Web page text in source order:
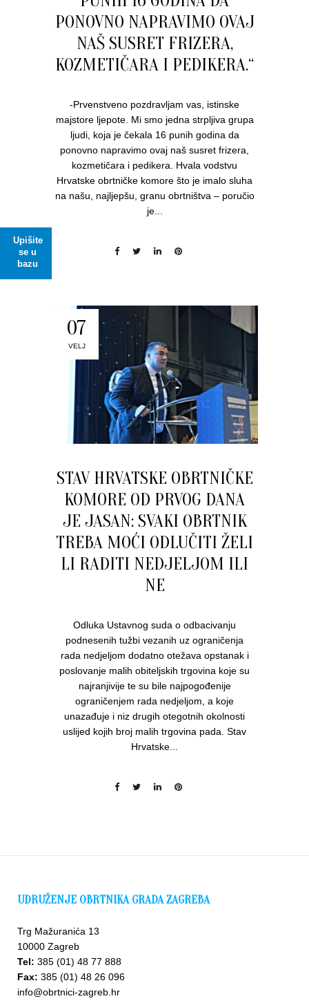
Upišite
se u
bazu
PONOVNO NAPRAVIMO OVAJ
NAŠ SUSRET FRIZERA,
KOZMETIČARA I PEDIKERA.“
-Prvenstveno pozdravljam vas, istinske
majstore ljepote. Mi smo jedna strpljiva grupa
ljudi, koja je čekala 16 punih godina da
ponovno napravimo ovaj naš susret frizera,
kozmetičara i pedikera. Hvala vodstvu
Hrvatske obrtničke komore što je imalo sluha
na našu, najljepšu, granu obrtništva – poručio
je...
07
VELJ
STAV HRVATSKE OBRTNIČKE
KOMORE OD PRVOG DANA
JE JASAN: SVAKI OBRTNIK
TREBA MOĆI ODLUČITI ŽELI
LI RADITI NEDJELJOM ILI
NE
Odluka Ustavnog suda o odbacivanju
podnesenih tužbi vezanih uz ograničenja
rada nedjeljom dodatno otežava opstanak i
poslovanje malih obiteljskih trgovina koje su
najranjivije te su bile najpogođenije
ograničenjem rada nedjeljom, a koje
unazađuje i niz drugih otegotnih okolnosti
uslijed kojih broj malih trgovina pada. Stav
Hrvatske...
UDRUŽENJE OBRTNIKA GRADA ZAGREBA
Trg Mažuranića 13
10000 Zagreb
Tel: 385 (01) 48 77 888
Fax: 385 (01) 48 26 096
info@obrtnici-zagreb.hr